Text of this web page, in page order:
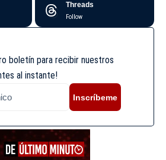
Threads
Follow
boletín para recibir nuestros
al instante!
Inscríbeme